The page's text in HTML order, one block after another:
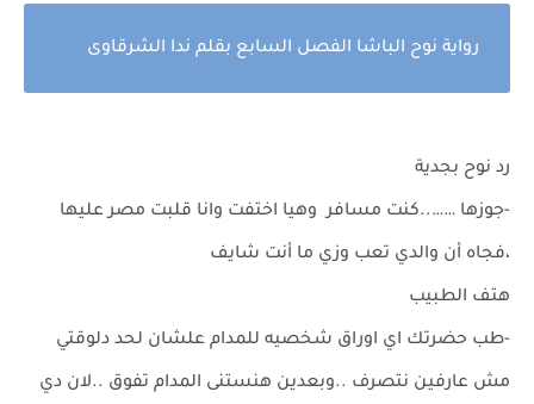
رواية نوح الباشا الفصل السابع بقلم ندا الشرقاوى
رد نوح بجدية
-جوزها ……..كنت مسافر وهيا اختفت وانا قلبت مصر عليها
،فجاه أن والدي تعب وزي ما أنت شايف
هتف الطبيب
-طب حضرتك اي اوراق شخصيه للمدام علشان لحد دلوقتي
مش عارفين نتصرف ..وبعدين هنستنى المدام تفوق ..لان دي